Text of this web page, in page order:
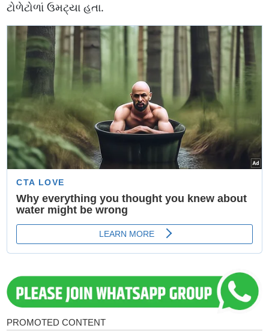
ટોળેટોળાં ઉમટ્યા હતા.